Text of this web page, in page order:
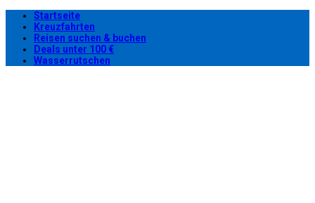
Startseite
Kreuzfahrten
Reisen suchen & buchen
Deals unter 100 €
Wasserrutschen